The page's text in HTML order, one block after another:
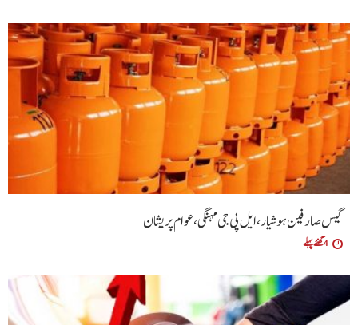
گیس صارفین ہوشیار، ایل پی جی مہنگی، عوام پریشان
4 گھنٹے پہلے